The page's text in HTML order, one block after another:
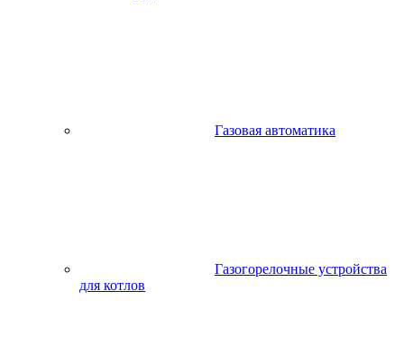
Газовая автоматика
Газогорелочные устройства
для котлов